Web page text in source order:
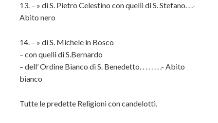
13. – » di S. Pietro Celestino con quelli di S. Stefano. . .-
Abito nero
14. – » di S. Michele in Bosco
– con quelli di S.Bernardo
– dell’ Ordine Bianco di S. Benedetto. . . . . . . .- Abito
bianco
Tutte le predette Religioni con candelotti.